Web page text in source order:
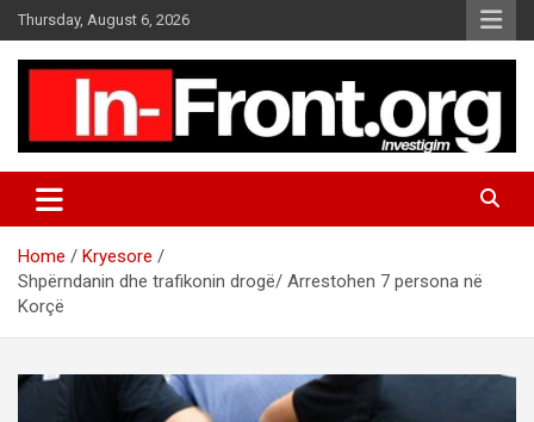
k
Thursday, August 6, 2026
Home
Kryesore
Shpërndanin dhe trafikonin drogë/ Arrestohen 7 persona në
Korçë